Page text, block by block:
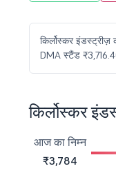
किर्लोस्कर
DMA स्टैंड
किर्लोस्कर
आज का निम्न
₹3,784